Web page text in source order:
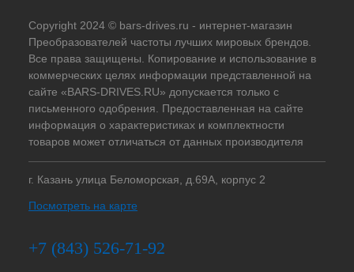
Copyright 2024 © bars-drives.ru - интернет-магазин
Преобразователей частоты лучших мировых брендов.
Все права защищены. Копирование и использование в
коммерческих целях информации представленной на
сайте «BARS-DRIVES.RU» допускается только с
письменного одобрения. Предоставленная на сайте
информация о характеристиках и комплектности
товаров может отличаться от данных производителя
г. Казань улица Беломорская, д.69А, корпус 2
Посмотреть на карте
+7 (843) 526-71-92